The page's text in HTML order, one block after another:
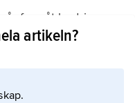
framåt bedriver
underhållet
artikeln?